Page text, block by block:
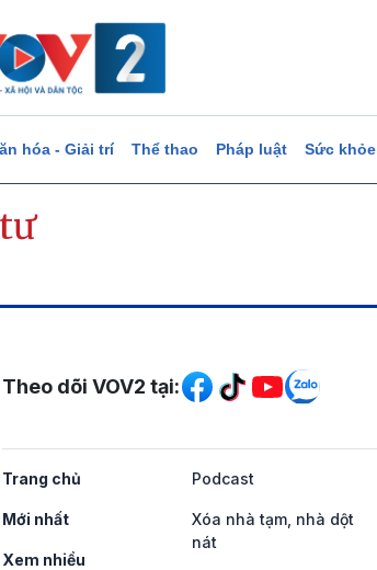
hóa - Giải trí Thể thao Pháp luật Sức khỏe
Mạng xã hội
Theo dõi VOV2 tại:
Trang chủ
Mới nhất
Xem nhiều
Podcast
Xóa nhà tạm, nhà dột
nát